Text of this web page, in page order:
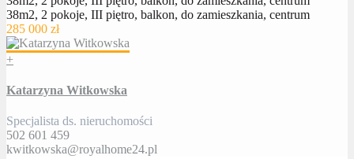
38m2, 2 pokoje, III piętro, balkon, do zamieszkania, centrum
285 000 zł
+
Katarzyna Witkowska
Specjalista ds. nieruchomości
502 601 459
kwitkowska@royalhome24.pl